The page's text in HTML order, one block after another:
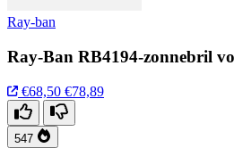
Ray-ban
Ray-Ban RB4194-zonnebril
€68,50 €78,89
547